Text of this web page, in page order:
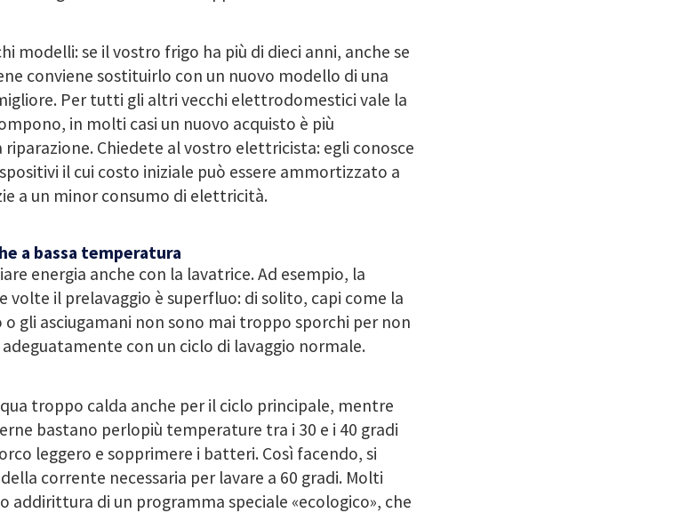
modelli: se il vostro frigo ha più di dieci anni, anche se
conviene sostituirlo con un nuovo modello di una
Per tutti gli altri vecchi elettrodomestici vale la
in molti casi un nuovo acquisto è più
riparazione. Chiedete al vostro elettricista: egli conosce
il cui costo iniziale può essere ammortizzato a
a un minor consumo di elettricità.
a bassa temperatura
energia anche con la lavatrice. Ad esempio, la
volte il prelavaggio è superfluo: di solito, capi come la
gli asciugamani non sono mai troppo sporchi per non
con un ciclo di lavaggio normale.
troppo calda anche per il ciclo principale, mentre
bastano perlopiù temperature tra i 30 e i 40 gradi
leggero e sopprimere i batteri. Così facendo, si
corrente necessaria per lavare a 60 gradi. Molti
addirittura di un programma speciale «ecologico», che